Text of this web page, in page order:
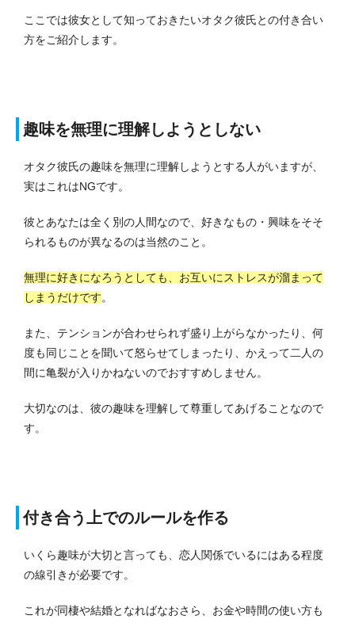
ここでは彼女として知っておきたいオタク彼氏との付き合い
方をご紹介します。
趣味を無理に理解しようとしない
オタク彼氏の趣味を無理に理解しようとする人がいますが、
実はこれはNGです。
彼とあなたは全く別の人間なので、好きなもの・興味をそそ
られるものが異なるのは当然のこと。
無理に好きになろうとしても、お互いにストレスが溜まって
しまうだけです。
また、テンションが合わせられず盛り上がらなかったり、何
度も同じことを聞いて怒らせてしまったり、かえって二人の
間に亀裂が入りかねないのでおすすめしません。
大切なのは、彼の趣味を理解して尊重してあげることなので
す。
付き合う上でのルールを作る
いくら趣味が大切と言っても、恋人関係でいるにはある程度
の線引きが必要です。
これが同棲や結婚となればなおさら、お金や時間の使い方も